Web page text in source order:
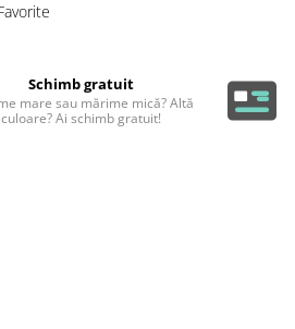
Schimb gratuit
mare sau mărime mică? Altă
culoare? Ai schimb gratuit!